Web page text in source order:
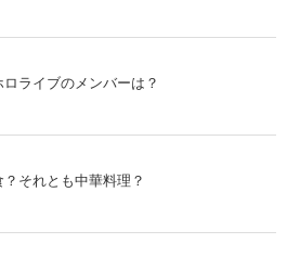
ライブのメンバーは？
それとも中華料理？